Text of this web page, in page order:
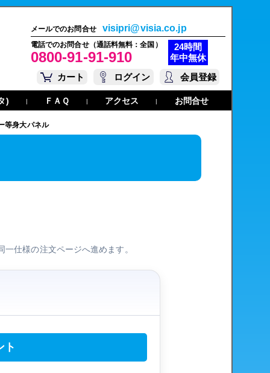
メールでのお問合せ visipri@visia.co.jp
電話でのお問合せ（通話料無料：全国）
0800-91-91-910
24時間
年中無休
カート
ログイン 会員登録
) | ＦＡＱ | アクセス | お問合せ
等身大パネル
仕様の注文ページへ進めます。
ト